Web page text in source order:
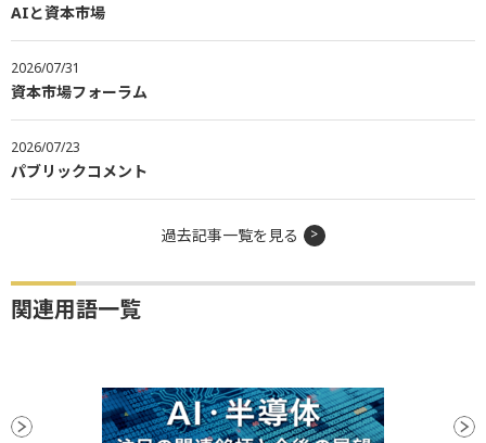
AIと資本市場
2026/07/31
資本市場フォーラム
2026/07/23
パブリックコメント
過去記事一覧を見る
関連用語一覧